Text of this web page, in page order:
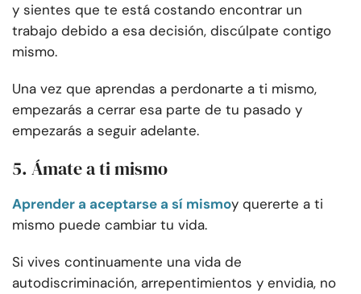
y sientes que te está costando encontrar un
trabajo debido a esa decisión, discúlpate contigo
mismo.
Una vez que aprendas a perdonarte a ti mismo,
empezarás a cerrar esa parte de tu pasado y
empezarás a seguir adelante.
5. Ámate a ti mismo
Aprender a aceptarse a sí mismoy quererte a ti
mismo puede cambiar tu vida.
Si vives continuamente una vida de
autodiscriminación, arrepentimientos y envidia, no